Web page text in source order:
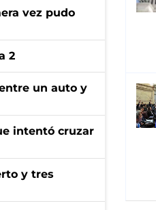
vez pudo
2
un auto y
intentó cruzar
y tres